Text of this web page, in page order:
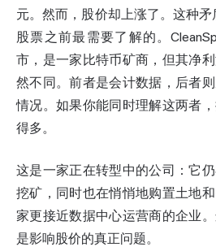
元。然而，股价却上涨了。这种
股票之前最需要了解的。
市，是一家比特币矿商，但其净
然不同。前者是会计数据，后者
情况。如果你能同时理解这两者
得多。
这是一家正在转型中的公司：它
挖矿，同时也在悄悄地购置土地
家更接近数据中心运营商的企业
是影响股价的真正问题。